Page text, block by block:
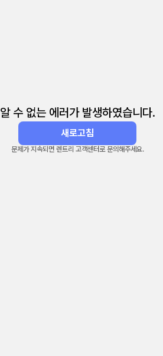
알 수 없는 에러가 발생하였습니다.
새로고침
문제가 지속되면 렌트리 고객센터로 문의해주세요.